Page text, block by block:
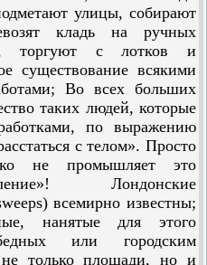
улицы, собирают
кладь на ручных
торгуют с лотков и
существование всякими
Во всех больших
таких людей, которые
по выражению
с телом». Просто
не промышляет это
Лондонские
всемирно известны;
нанятые для этого
или городским
не только площади, но и